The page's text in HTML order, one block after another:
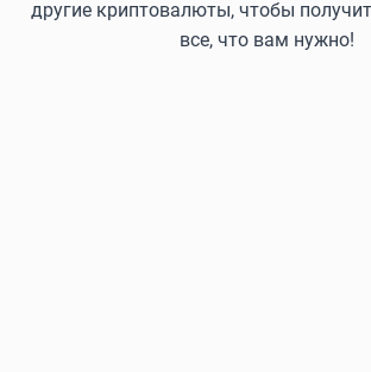
другие криптовалюты, чтобы
все, что вам нужно!